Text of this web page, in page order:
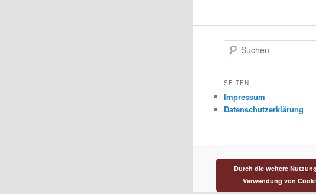
u
h
n
SEITEN
Impressum
Datenschutzerklärung
Durch die weitere
Verwendung von